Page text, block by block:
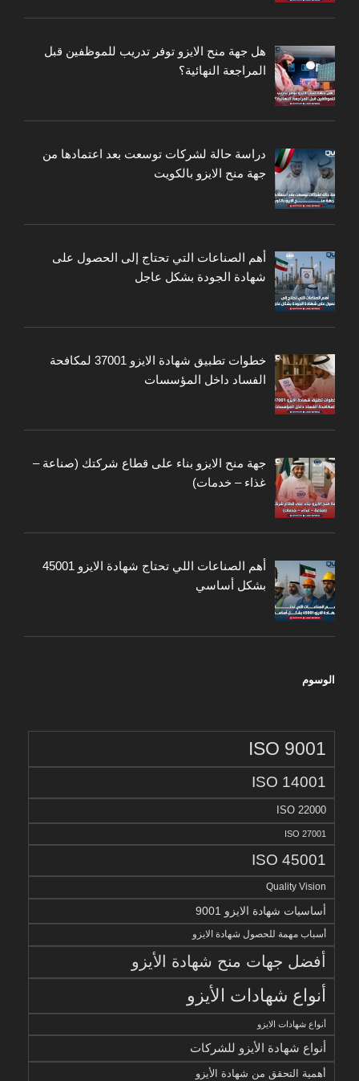
هل جهة منح الايزو توفر تدريب للموظفين قبل
المراجعة النهائية؟
دراسة حالة لشركات توسعت بعد اعتمادها من
جهة منح الايزو بالكويت
أهم الصناعات التي تحتاج إلى الحصول على
شهادة الجودة بشكل عاجل
خطوات تطبيق شهادة الايزو 37001 لمكافحة
الفساد داخل المؤسسات
جهة منح الايزو بناء على قطاع شركتك (صناعة –
غذاء – خدمات)
أهم الصناعات اللي تحتاج شهادة الايزو 45001
بشكل أساسي
الوسوم
ISO 9001
ISO 14001
ISO 22000
ISO 27001
ISO 45001
Quality Vision
أساسيات شهادة الايزو 9001
أسباب مهمة للحصول شهادة الايزو
أفضل جهات منح شهادة الأيزو
أنواع شهادات الأيزو
أنواع شهادات الايزو
أنواع شهادة الأيزو للشركات
أهمية التحقق من شهادة الأيزو